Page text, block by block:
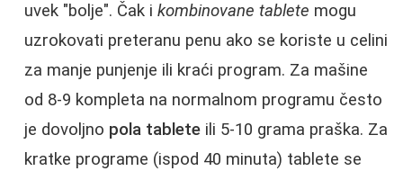
uvek "bolje". Čak i kombinovane tablete mogu
uzrokovati preteranu penu ako se koriste u celini
za manje punjenje ili kraći program. Za mašine
od 8-9 kompleta na normalnom programu često
je dovoljno pola tablete ili 5-10 grama praška. Za
kratke programe (ispod 40 minuta) tablete se